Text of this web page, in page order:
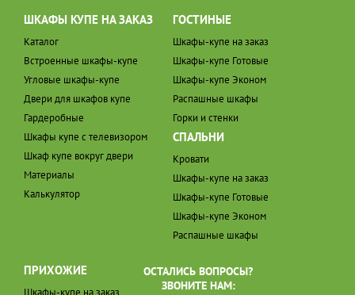
ШКАФЫ КУПЕ НА ЗАКАЗ
Каталог
Встроенные шкафы-купе
Угловые шкафы-купе
Двери для шкафов купе
Гардеробные
Шкафы купе с телевизором
Шкаф купе вокруг двери
Материалы
Калькулятор
ГОСТИНЫЕ
Шкафы-купе на заказ
Шкафы-купе Готовые
Шкафы-купе Эконом
Распашные шкафы
Горки и стенки
СПАЛЬНИ
Кровати
Шкафы-купе на заказ
Шкафы-купе Готовые
Шкафы-купе Эконом
Распашные шкафы
ПРИХОЖИЕ
Шкафы-купе на заказ
ОСТАЛИСЬ ВОПРОСЫ?
ЗВОНИТЕ НАМ: